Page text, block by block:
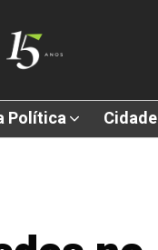
Política Cidade